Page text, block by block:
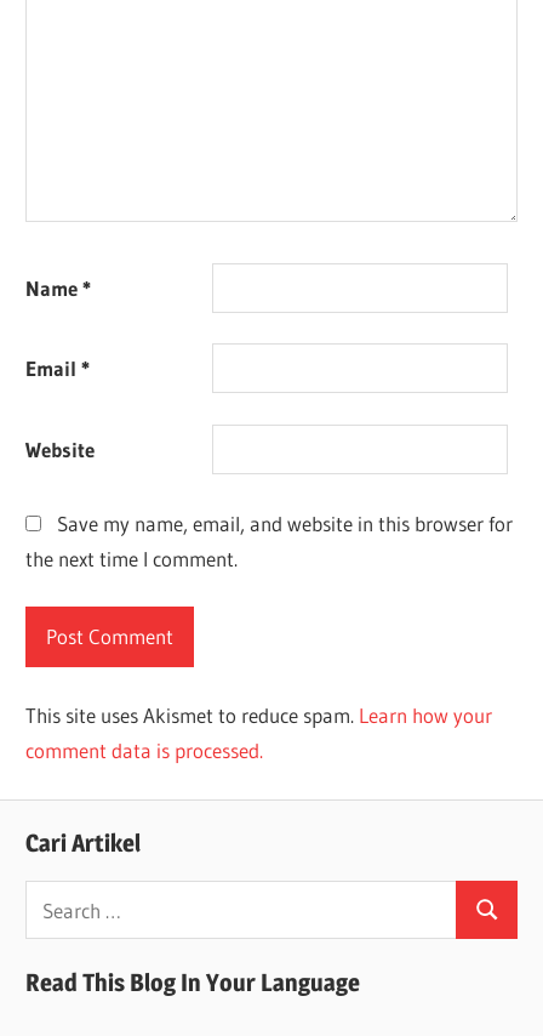
Name*
Email*
Website
Save my name, email, and website in this browser for
the next time I comment.
This site uses Akismet to reduce spam. Learn how your
comment data is processed.
Cari Artikel
for:
Search
Read This Blog In Your Language